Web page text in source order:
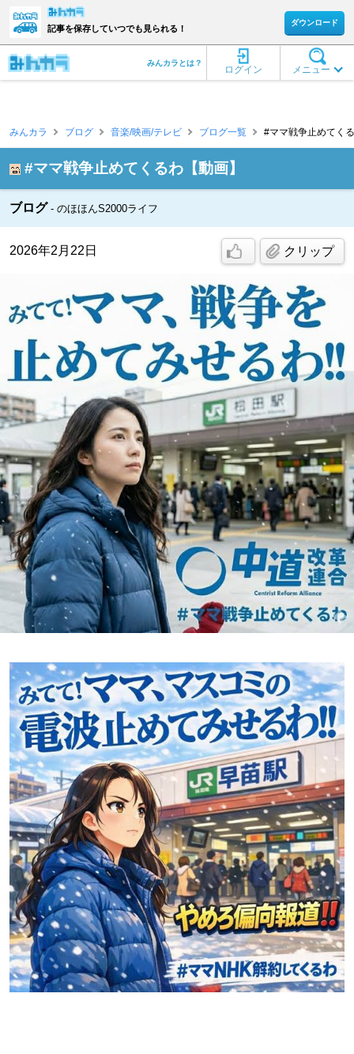
記事を保存していつでも見られる！
ダウンロード
メニュー
ログイン
みんカラとは？
みんカラ ブログ 音楽/映画/テレビ ブログ一覧 #ママ戦争止めてく
#ママ戦争止めてくるわ【動画】
ブログ のほほんS2000ライフ
2026年2月22日 クリップ